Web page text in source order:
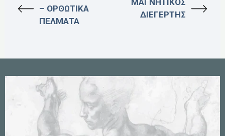
– ΟΡΘΩΤΙΚΑ
ΠΕΛΜΑΤΑ
ΜΑΓΝΗΤΙΚΟΣ
ΔΙΕΓΕΡΤΗΣ